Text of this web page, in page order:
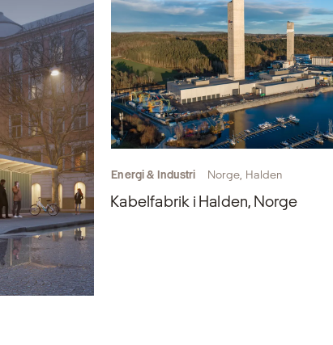
Energi & Industri Norge, Halden
Kabelfabrik i Halden, Norge